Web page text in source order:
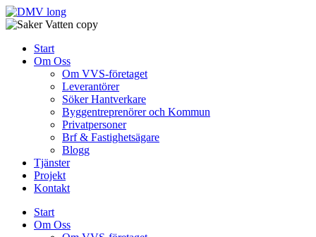
Skip
to
Start
Om Oss
Om VVS-företaget
Leverantörer
Söker Hantverkare
Byggentreprenörer och Kommun
Privatpersoner
Brf & Fastighetsägare
Blogg
Tjänster
Projekt
Kontakt
Start
Om Oss